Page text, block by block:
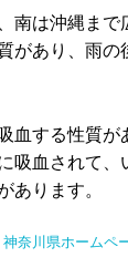
南は沖縄まで
があり、雨の
血する性質が
吸血されて、
あります。
奈川県ホームペ